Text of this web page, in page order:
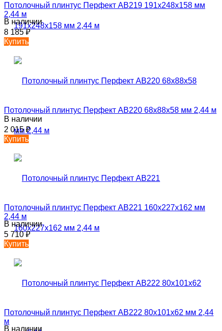
Потолочный плинтус Перфект AB219 191х248х158 мм
2,44 м
В наличии
8 185₽
Купить
Потолочный плинтус Перфект AB220 68х88х58 мм 2,44 м
В наличии
2 015₽
Купить
Потолочный плинтус Перфект AB221 160х227х162 мм
2,44 м
В наличии
5 710₽
Купить
Потолочный плинтус Перфект AB222 80х101х62 мм 2,44
м
В наличии